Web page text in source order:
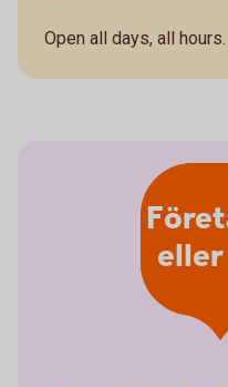
Open all days, all hours.